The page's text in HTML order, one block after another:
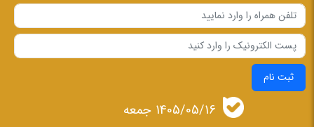
ثبت نام
1405/05/16 جمعه